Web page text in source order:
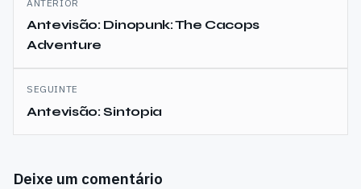
de
artigos
ANTERIOR
Antevisão: Dinopunk: The Cacops
Adventure
SEGUINTE
Antevisão: Sintopia
Deixe um comentário